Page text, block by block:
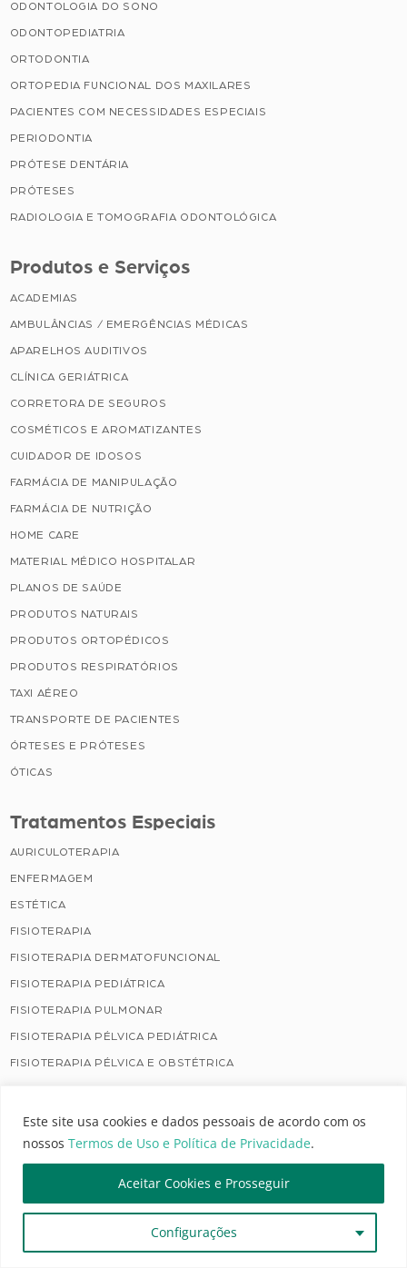
Este site usa cookies e dados pessoais de acordo com os
nossos Termos de Uso e Política de Privacidade.
Configurações
Aceitar Cookies e Prosseguir
ODONTOLOGIA DO SONO
ODONTOPEDIATRIA
ORTODONTIA
ORTOPEDIA FUNCIONAL DOS MAXILARES
PACIENTES COM NECESSIDADES ESPECIAIS
PERIODONTIA
PRÓTESE DENTÁRIA
PRÓTESES
RADIOLOGIA E TOMOGRAFIA ODONTOLÓGICA
Produtos e Serviços
ACADEMIAS
AMBULÂNCIAS / EMERGÊNCIAS MÉDICAS
APARELHOS AUDITIVOS
CLÍNICA GERIÁTRICA
CORRETORA DE SEGUROS
COSMÉTICOS E AROMATIZANTES
CUIDADOR DE IDOSOS
FARMÁCIA DE MANIPULAÇÃO
FARMÁCIA DE NUTRIÇÃO
HOME CARE
MATERIAL MÉDICO HOSPITALAR
PLANOS DE SAÚDE
PRODUTOS NATURAIS
PRODUTOS ORTOPÉDICOS
PRODUTOS RESPIRATÓRIOS
TAXI AÉREO
TRANSPORTE DE PACIENTES
ÓRTESES E PRÓTESES
ÓTICAS
Tratamentos Especiais
AURICULOTERAPIA
ENFERMAGEM
ESTÉTICA
FISIOTERAPIA
FISIOTERAPIA DERMATOFUNCIONAL
FISIOTERAPIA PEDIÁTRICA
FISIOTERAPIA PULMONAR
FISIOTERAPIA PÉLVICA PEDIÁTRICA
FISIOTERAPIA PÉLVICA E OBSTÉTRICA
HIDROTERAPIA
IMPLANTES HORMONAIS BIOIDÊNTICOS
MASSOTERAPIA